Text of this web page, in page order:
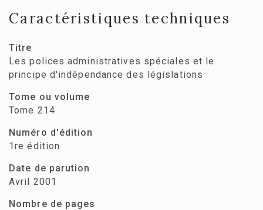
Caractéristiques techniques
Titre
Les polices administratives spéciales et le
principe d'indépendance des législations
Tome ou volume
Tome 214
Numéro d'édition
1re édition
Date de parution
Avril 2001
Nombre de pages